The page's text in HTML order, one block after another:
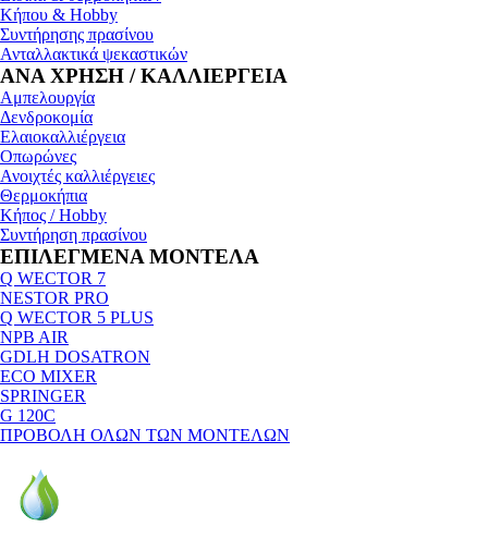
Κήπου & Hobby
Συντήρησης πρασίνου
Ανταλλακτικά ψεκαστικών
ΑΝΑ ΧΡΗΣΗ / ΚΑΛΛΙΕΡΓΕΙΑ
Αμπελουργία
Δενδροκομία
Ελαιοκαλλιέργεια
Οπωρώνες
Ανοιχτές καλλιέργειες
Θερμοκήπια
Κήπος / Hobby
Συντήρηση πρασίνου
ΕΠΙΛΕΓΜΕΝΑ ΜΟΝΤΕΛΑ
Q WECTOR 7
NESTOR PRO
Q WECTOR 5 PLUS
NPB AIR
GDLH DOSATRON
ECO MIXER
SPRINGER
G 120C
ΠΡΟΒΟΛΗ ΟΛΩΝ ΤΩΝ ΜΟΝΤΕΛΩΝ